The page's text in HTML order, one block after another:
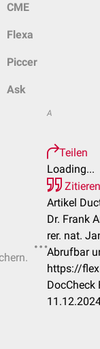
CME
Flexa
Piccer
Ask
A
Teilen
Loading...
Zitieren
Artikel
Dr. Frank
rer. nat.
Abrufbar
https://
DocCheck